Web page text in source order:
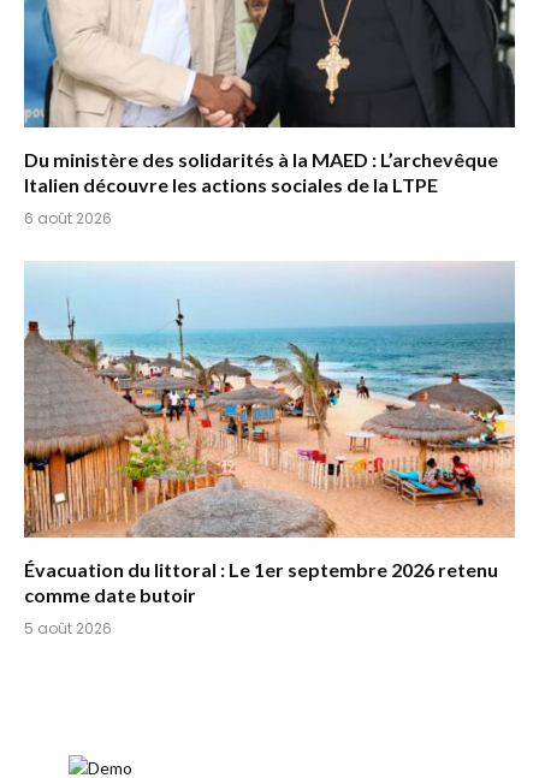
Du ministère des solidarités à la MAED : L’archevêque
Italien découvre les actions sociales de la LTPE
6 août 2026
Évacuation du littoral : Le 1er septembre 2026 retenu
comme date butoir
5 août 2026